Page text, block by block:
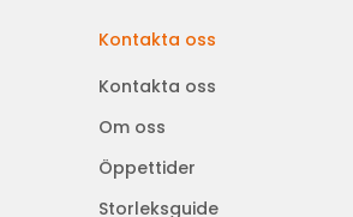
Kontakta oss
Kontakta oss
Om oss
Öppettider
Storleksguide